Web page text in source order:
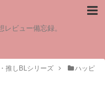
ビュー備忘録。
推しBLシリーズ
ハッピ